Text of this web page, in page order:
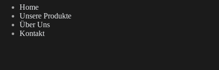
Home
Unsere Produkte
Über Uns
Kontakt